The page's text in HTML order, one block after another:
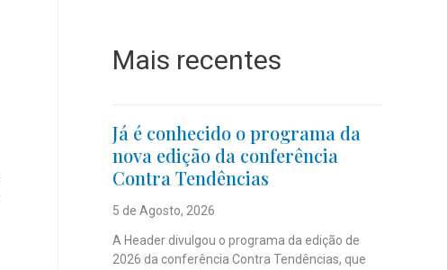
Mais recentes
Já é conhecido o programa da
nova edição da conferência
Contra Tendências
5 de Agosto, 2026
A Header divulgou o programa da edição de
2026 da conferência Contra Tendências, que